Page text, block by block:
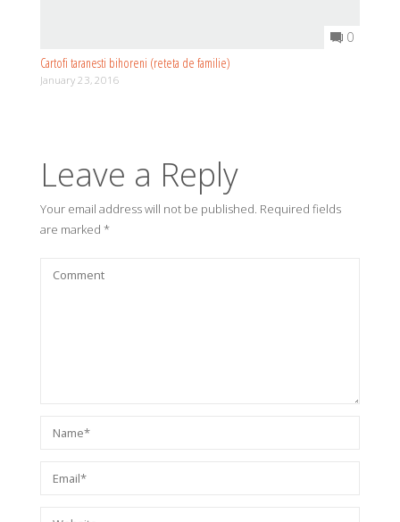
0
Cartofi taranesti bihoreni (reteta de familie)
January 23, 2016
Leave a Reply
Your email address will not be published. Required fields
are marked *